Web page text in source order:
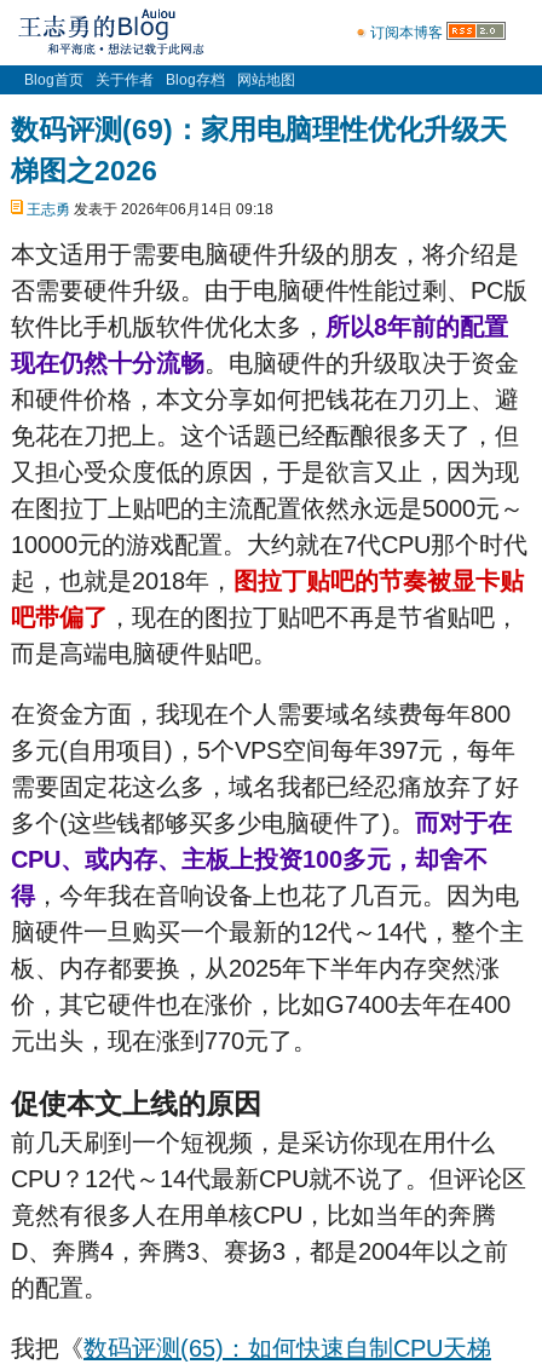
订阅本博客
Blog首页 关于作者 Blog存档 网站地图
数码评测(69)：家用电脑理性优化升级天
梯图之2026
王志勇 发表于 2026年06月14日 09:18
本文适用于需要电脑硬件升级的朋友，将介绍是
否需要硬件升级。由于电脑硬件性能过剩、PC版
软件比手机版软件优化太多， 所以8年前的配置
现在仍然十分流畅。电脑硬件的升级取决于资金
和硬件价格，本文分享如何把钱花在刀刃上、避
免花在刀把上。这个话题已经酝酿很多天了，但
又担心受众度低的原因，于是欲言又止，因为现
在图拉丁上贴吧的主流配置依然永远是5000元～
10000元的游戏配置。大约就在7代CPU那个时代
起，也就是2018年， 图拉丁贴吧的节奏被显卡贴
吧带偏了 ，现在的图拉丁贴吧不再是节省贴吧，
而是高端电脑硬件贴吧。
在资金方面，我现在个人需要域名续费每年800
多元(自用项目)，5个VPS空间每年397元，每年
需要固定花这么多，域名我都已经忍痛放弃了好
多个(这些钱都够买多少电脑硬件了)。 而对于在
CPU、或内存、主板上投资100多元，却舍不
得，今年我在音响设备上也花了几百元。因为电
脑硬件一旦购买一个最新的12代～14代，整个主
板、内存都要换，从2025年下半年内存突然涨
价，其它硬件也在涨价，比如G7400去年在400
元出头，现在涨到770元了。
促使本文上线的原因
前几天刷到一个短视频，是采访你现在用什么
CPU？12代～14代最新CPU就不说了。但评论区
竟然有很多人在用单核CPU，比如当年的奔腾
D、奔腾4，奔腾3、赛扬3，都是2004年以之前
的配置。
我把《数码评测(65)：如何快速自制CPU天梯